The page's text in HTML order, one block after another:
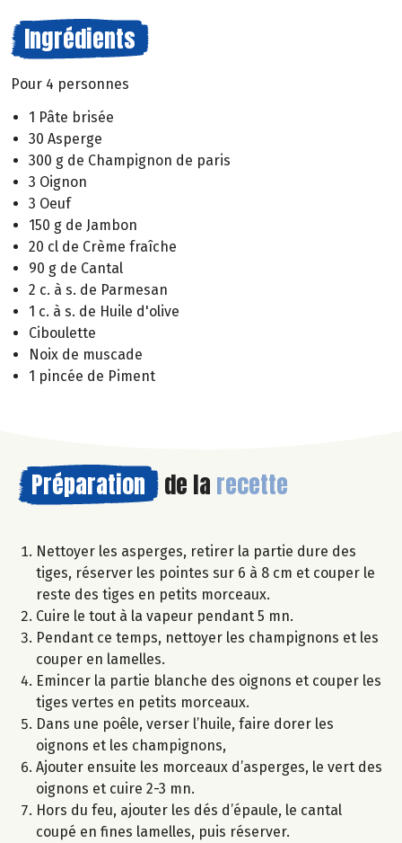
Ingrédients
Pour 4 personnes
1 Pâte brisée
30 Asperge
300 g de Champignon de paris
3 Oignon
3 Oeuf
150 g de Jambon
20 cl de Crème fraîche
90 g de Cantal
2 c. à s. de Parmesan
1 c. à s. de Huile d'olive
Ciboulette
Noix de muscade
1 pincée de Piment
Préparation de la recette
Nettoyer les asperges, retirer la partie dure des
tiges, réserver les pointes sur 6 à 8 cm et couper le
reste des tiges en petits morceaux.
Cuire le tout à la vapeur pendant 5 mn.
Pendant ce temps, nettoyer les champignons et les
couper en lamelles.
Emincer la partie blanche des oignons et couper les
tiges vertes en petits morceaux.
Dans une poêle, verser l’huile, faire dorer les
oignons et les champignons,
Ajouter ensuite les morceaux d’asperges, le vert des
oignons et cuire 2-3 mn.
Hors du feu, ajouter les dés d’épaule, le cantal
coupé en fines lamelles, puis réserver.